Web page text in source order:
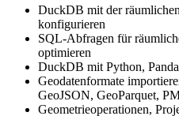
DuckDB mit der
konfigurieren
SQL-Abfragen für
optimieren
DuckDB mit Python,
Geodatenformate
GeoJSON, GeoParquet,
Geometrieoperationen,